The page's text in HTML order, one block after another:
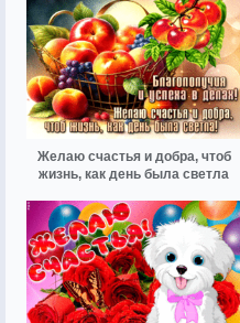
Желаю счастья и добра, чтоб
жизнь, как день была светла